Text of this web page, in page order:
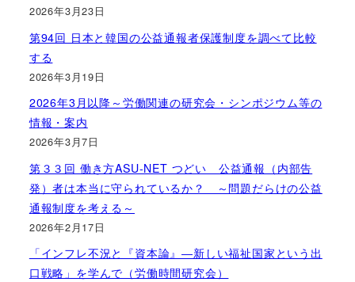
2026年3月23日
第94回 日本と韓国の公益通報者保護制度を調べて比較
する
2026年3月19日
2026年3月以降～労働関連の研究会・シンポジウム等の
情報・案内
2026年3月7日
第３３回 働き方ASU-NET つどい 公益通報（内部告
発）者は本当に守られているか？ ～問題だらけの公益
通報制度を考える～
2026年2月17日
「インフレ不況と『資本論』―新しい福祉国家という出
口戦略」を学んで（労働時間研究会）